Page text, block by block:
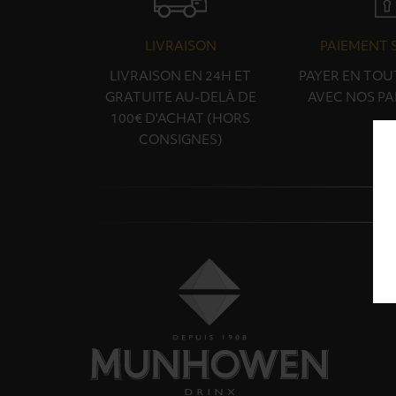
LIVRAISON
LIVRAISON EN 24H ET
GRATUITE AU-DELÀ DE
100€ D'ACHAT (HORS
CONSIGNES)
PAIEMENT
PAYER EN
AVEC NOS